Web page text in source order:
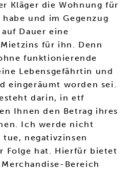
Kläger die Wohnung für
und im Gegenzug
Dauer eine
für ihn. Denn
funktionierende
Lebensgefährtin und
eingeräumt worden sei.
darin, in etf
Ihnen den Betrag ihres
Ich werde nicht
tue, negativzinsen
Folge hat. Hierfür bietet
Bereich